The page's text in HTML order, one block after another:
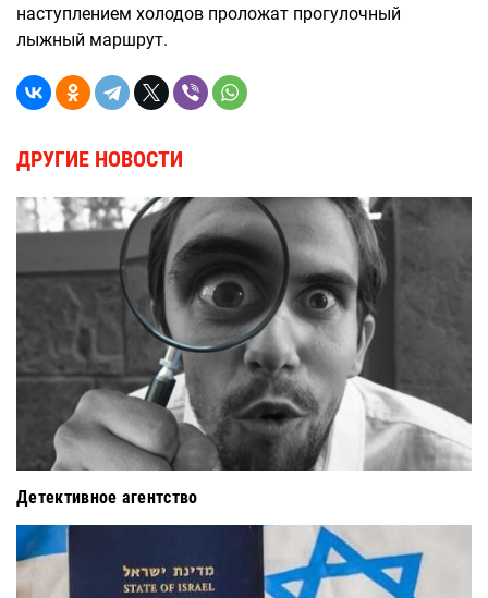
наступлением холодов проложат прогулочный
лыжный маршрут.
ДРУГИЕ НОВОСТИ
Детективное агентство